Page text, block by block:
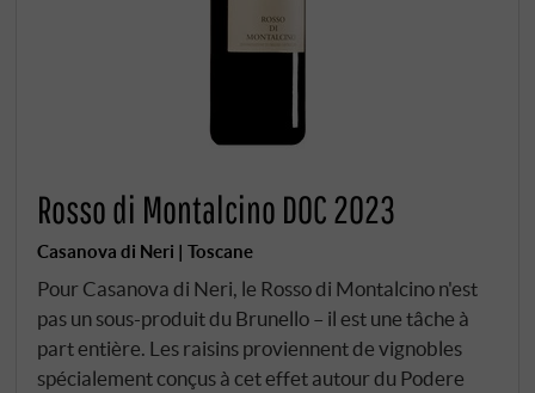
Rosso di Montalcino DOC 2023
Casanova di Neri | Toscane
Pour Casanova di Neri, le Rosso di Montalcino n'est
pas un sous-produit du Brunello – il est une tâche à
part entière. Les raisins proviennent de vignobles
spécialement conçus à cet effet autour du Podere